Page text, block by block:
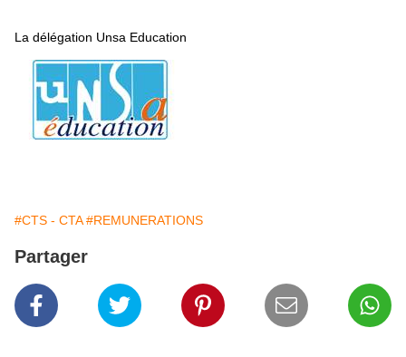
La délégation Unsa Education
#CTS - CTA #REMUNERATIONS
Partager